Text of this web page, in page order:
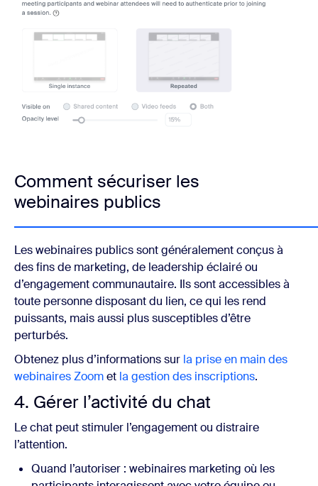
Comment sécuriser les
webinaires publics
Les webinaires publics sont généralement conçus à
des fins de marketing, de leadership éclairé ou
d’engagement communautaire. Ils sont accessibles à
toute personne disposant du lien, ce qui les rend
puissants, mais aussi plus susceptibles d’être
perturbés.
Obtenez plus d’informations sur la prise en main des
webinaires Zoomet la gestion des inscriptions.
4. Gérer l’activité du chat
Le chat peut stimuler l’engagement ou distraire
l’attention.
Quand l’autoriser : webinaires marketing où les